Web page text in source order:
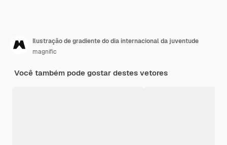
Ilustração de gradiente do dia internacional da juventude
magnific
Você também pode gostar destes vetores